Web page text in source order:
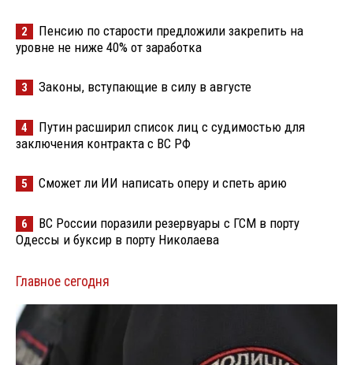
2
Пенсию по старости предложили закрепить на
уровне не ниже 40% от заработка
3 Законы, вступающие в силу в августе
4
Путин расширил список лиц с судимостью для
заключения контракта с ВС РФ
5 Сможет ли ИИ написать оперу и спеть арию
6
ВС России поразили резервуары с ГСМ в порту
Одессы и буксир в порту Николаева
Главное сегодня